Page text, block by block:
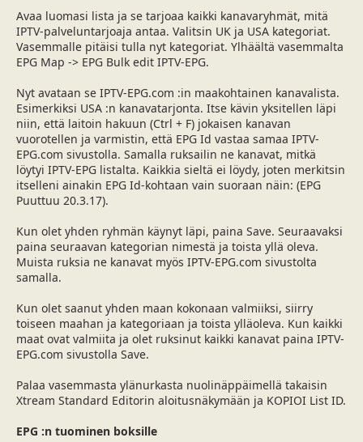
Avaa luomasi lista ja se tarjoaa kaikki kanavaryhmät, mitä
IPTV-palveluntarjoaja antaa. Valitsin UK ja USA kategoriat.
Vasemmalle pitäisi tulla nyt kategoriat. Ylhäältä vasemmalta
EPG Map -> EPG Bulk edit IPTV-EPG.
Nyt avataan se IPTV-EPG.com :in maakohtainen kanavalista.
Esimerkiksi USA :n kanavatarjonta. Itse kävin yksitellen läpi
niin, että laitoin hakuun (Ctrl + F) jokaisen kanavan
vuorotellen ja varmistin, että EPG Id vastaa samaa IPTV-
EPG.com sivustolla. Samalla ruksailin ne kanavat, mitkä
löytyi IPTV-EPG listalta. Kaikkia sieltä ei löydy, joten merkitsin
itselleni ainakin EPG Id-kohtaan vain suoraan näin: (EPG
Puuttuu 20.3.17).
Kun olet yhden ryhmän käynyt läpi, paina Save. Seuraavaksi
paina seuraavan kategorian nimestä ja toista yllä oleva.
Muista ruksia ne kanavat myös IPTV-EPG.com sivustolta
samalla.
Kun olet saanut yhden maan kokonaan valmiiksi, siirry
toiseen maahan ja kategoriaan ja toista ylläoleva. Kun kaikki
maat ovat valmiita ja olet ruksinut kaikki kanavat paina IPTV-
EPG.com sivustolla Save.
Palaa vasemmasta ylänurkasta nuolinäppäimellä takaisin
Xtream Standard Editorin aloitusnäkymään ja KOPIOI List ID.
EPG :n tuominen boksille